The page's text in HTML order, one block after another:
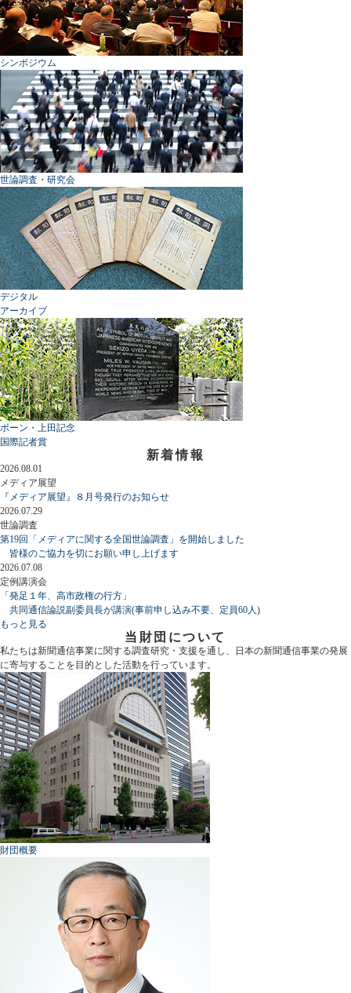
シンポジウム
世論調査・研究会
デジタル
アーカイブ
ボーン・上田記念
国際記者賞
新着情報
2026.08.01
メディア展望
『メディア展望』８月号発行のお知らせ
2026.07.29
世論調査
第19回「メディアに関する全国世論調査」を開始しました
皆様のご協力を切にお願い申し上げます
2026.07.08
定例講演会
「発足１年、高市政権の行方」
共同通信論説副委員長が講演(事前申し込み不要、定員60人)
もっと見る
当財団について
私たちは新聞通信事業に関する調査研究・支援を通し、日本の新聞通信事業の発展
に寄与することを目的とした活動を行っています。
財団概要